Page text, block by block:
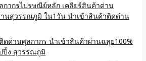
กากรไปรษณีย์หลัก เคลียร์สินค้าด่าน
นสุวรรณภูมิ ใน1วัน นำเข้าสินค้าติดด่าน
ดด่านศุลกากร นำเข้าสินค้าผ่านฉลุย100%
ปิ้ง สุวรรณภูมิ